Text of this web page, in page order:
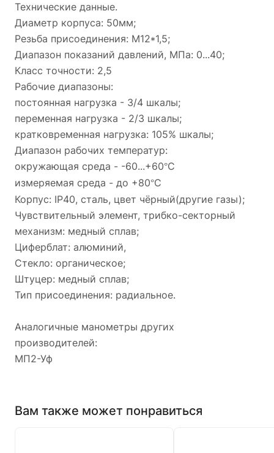
Технические данные.
Диаметр корпуса: 50мм;
Резьба присоединения: М12*1,5;
Диапазон показаний давлений, МПа: 0...40;
Класс точности: 2,5
Рабочие диапазоны:
постоянная нагрузка - 3/4 шкалы;
переменная нагрузка - 2/3 шкалы;
кратковременная нагрузка: 105% шкалы;
Диапазон рабочих температур:
окружающая среда - -60...+60°С
измеряемая среда - до +80°С
Корпус: IP40, сталь, цвет чёрный(другие газы);
Чувствительный элемент, трибко-секторный
механизм: медный сплав;
Циферблат: алюминий,
Стекло: органическое;
Штуцер: медный сплав;
Тип присоединения: радиальное.
Аналогичные манометры других
производителей:
МП2-Уф
Вам также может понравиться